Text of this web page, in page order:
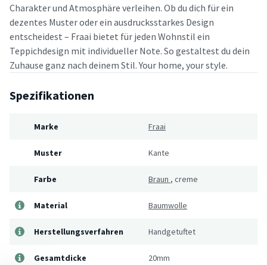
Charakter und Atmosphäre verleihen. Ob du dich für ein
dezentes Muster oder ein ausdrucksstarkes Design
entscheidest – Fraai bietet für jeden Wohnstil ein
Teppichdesign mit individueller Note. So gestaltest du dein
Zuhause ganz nach deinem Stil. Your home, your style.
Spezifikationen
Marke Fraai
Muster Kante
Farbe Braun , creme
Material Baumwolle
Herstellungsverfahren Handgetuftet
Gesamtdicke 20mm